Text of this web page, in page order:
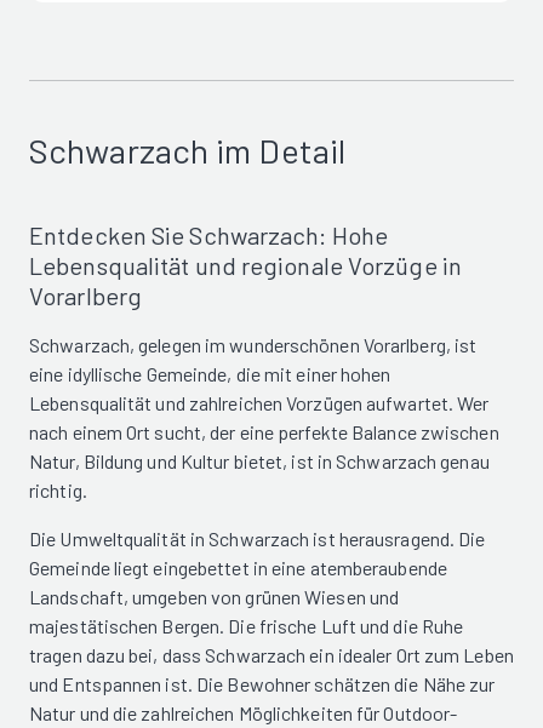
Schwarzach im Detail
Entdecken Sie Schwarzach: Hohe
Lebensqualität und regionale Vorzüge in
Vorarlberg
Schwarzach, gelegen im wunderschönen Vorarlberg, ist
eine idyllische Gemeinde, die mit einer hohen
Lebensqualität und zahlreichen Vorzügen aufwartet. Wer
nach einem Ort sucht, der eine perfekte Balance zwischen
Natur, Bildung und Kultur bietet, ist in Schwarzach genau
richtig.
Die Umweltqualität in Schwarzach ist herausragend. Die
Gemeinde liegt eingebettet in eine atemberaubende
Landschaft, umgeben von grünen Wiesen und
majestätischen Bergen. Die frische Luft und die Ruhe
tragen dazu bei, dass Schwarzach ein idealer Ort zum Leben
und Entspannen ist. Die Bewohner schätzen die Nähe zur
Natur und die zahlreichen Möglichkeiten für Outdoor-